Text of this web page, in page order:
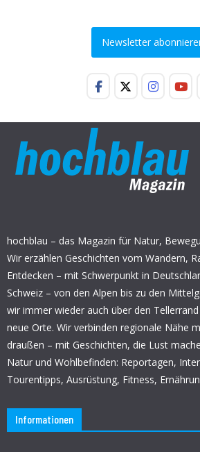
Newsletter
hochblau – das Magazin für Natur,
Wir erzählen Geschichten vom Wandern,
Entdecken – mit Schwerpunkt in
Schweiz – von den Alpen bis zu den
wir immer wieder auch über den
neue Orte. Wir verbinden regionale Nähe
draußen – mit Geschichten, die Lust
Natur und Wohlbefinden: Reportagen,
Tourentipps, Ausrüstung, Fitness,
Informationen